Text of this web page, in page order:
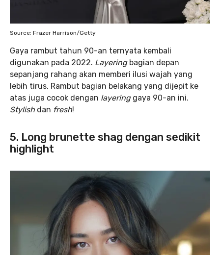
Source: Frazer Harrison/Getty
Gaya rambut tahun 90-an ternyata kembali
digunakan pada 2022. Layeringbagian depan
sepanjang rahang akan memberi ilusi wajah yang
lebih tirus. Rambut bagian belakang yang dijepit ke
atas juga cocok dengan layeringgaya 90-an ini.
Stylish dan fresh!
5. Long brunette shag dengan sedikit
highlight